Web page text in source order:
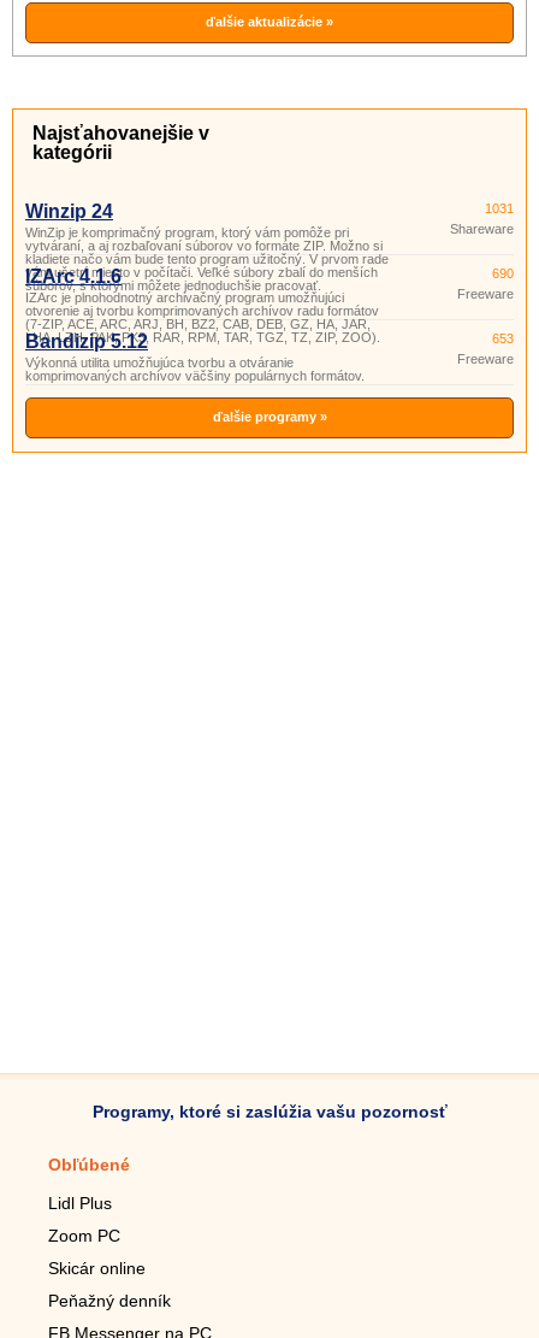
ďalšie aktualizácie »
Najsťahovanejšie v
kategórii
Winzip 24
WinZip je komprimačný program, ktorý vám pomôže pri
vytváraní, a aj rozbaľovaní súborov vo formáte ZIP. Možno si
kladiete načo vám bude tento program užitočný. V prvom rade
vám ušetrí miesto v počítači. Veľké súbory zbalí do menších
súborov, s ktorými môžete jednoduchšie pracovať.
1031
Shareware
IZArc 4.1.6
IZArc je plnohodnotný archivačný program umožňujúci
otvorenie aj tvorbu komprimovaných archívov radu formátov
(7-ZIP, ACE, ARC, ARJ, BH, BZ2, CAB, DEB, GZ, HA, JAR,
LHA, LZH, PAK, PK3, RAR, RPM, TAR, TGZ, TZ, ZIP, ZOO).
690
Freeware
Bandizip 5.12
Výkonná utilita umožňujúca tvorbu a otváranie
komprimovaných archívov väčšiny populárnych formátov.
653
Freeware
ďalšie programy »
Programy, ktoré si zaslúžia vašu pozornosť
Obľúbené
Lidl Plus
Zoom PC
Skicár online
Peňažný denník
FB Messenger na PC